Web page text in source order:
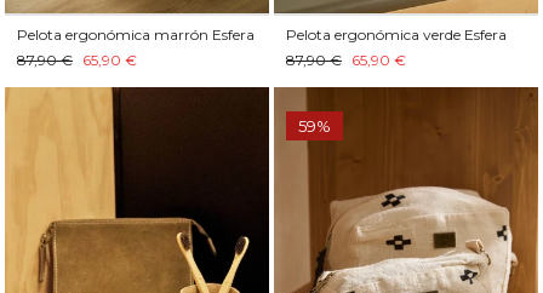
Pelota ergonómica marrón Esfera
87,90 € 65,90 €
Pelota ergonómica verde Esfera
87,90 € 65,90 €
59%